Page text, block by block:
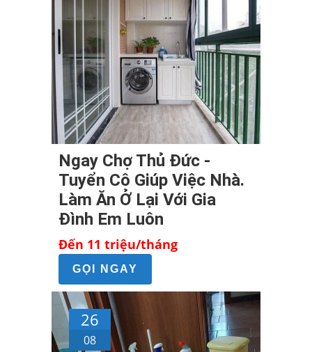
Ngay Chợ Thủ Đức -
Tuyển Cô Giúp Việc Nhà.
Làm Ăn Ở Lại Với Gia
Đình Em Luôn
Đến 11 triệu/tháng
GỌI NGAY
26
08